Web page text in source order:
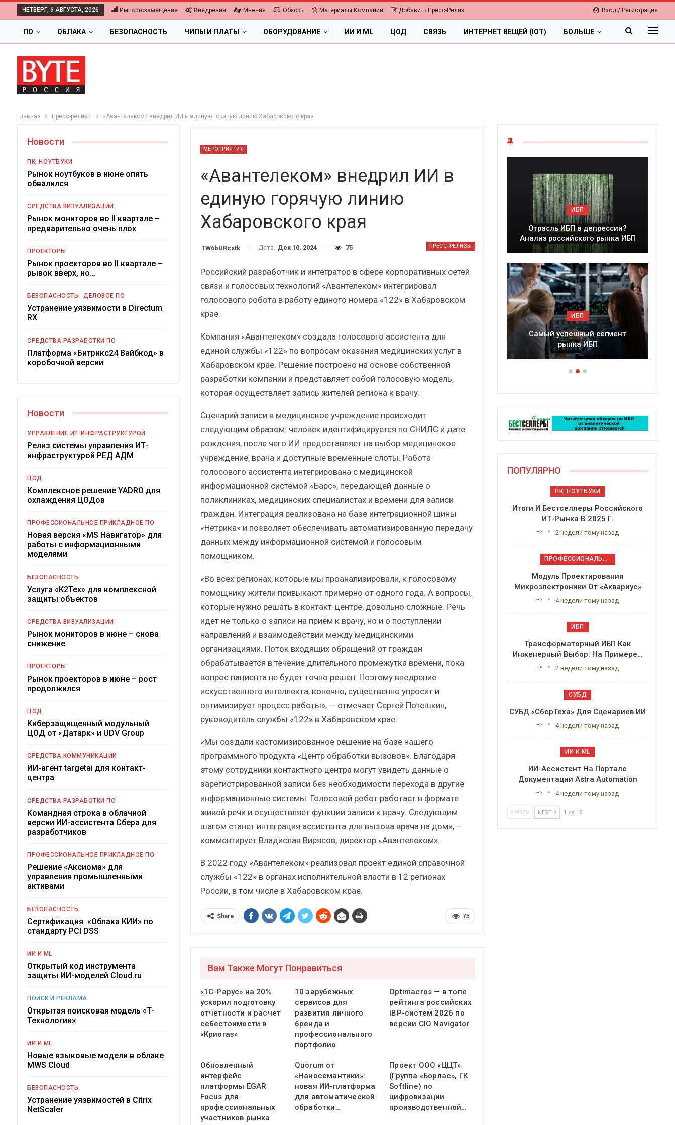
Вход / Регистрация
ЧЕТВЕРГ, 6 АВГУСТА, 2026 Импортозамещение Внедрения Мнения Обзоры Материалы Компаний Добавить Пресс-Релиз
ПО ОБЛАКА БЕЗОПАСНОСТЬ ЧИПЫ И ПЛАТЫ ОБОРУДОВАНИЕ ИИ И ML ЦОД СВЯЗЬ ИНТЕРНЕТ ВЕЩЕЙ (IOT) БОЛЬШЕ
Главная Пресс-релизы «Авантелеком» внедрил ИИ в единую горячую линию Хабаровского края
МЕРОПРИЯТИЯ
«Авантелеком» внедрил ИИ в
единую горячую линию
Хабаровского края
ПРЕСС-РЕЛИЗЫ
TW6bURcstk Дата: Дек 10, 2024 75
Российский разработчик и интегратор в сфере корпоративных сетей
связи и голосовых технологий «Авантелеком» интегрировал
голосового робота в работу единого номера «122» в Хабаровском
крае.
Компания «Авантелеком» создала голосового ассистента для
единой службы «122» по вопросам оказания медицинских услуг в
Хабаровском крае. Решение построено на основе собственной
разработки компании и представляет собой голосовую модель,
которая осуществляет запись жителей региона к врачу.
Сценарий записи в медицинское учреждение происходит
следующим образом: человек идентифицируется по СНИЛС и дате
рождения, после чего ИИ предоставляет на выбор медицинское
учреждение, врача и доступные временные слоты. Работа
голосового ассистента интегрирована с медицинской
информационной системой «Барс», передающей данные о
поликлиниках, медицинских специалистах и времени для записи
граждан. Интеграция реализована на базе интеграционной шины
«Нетрика» и позволяет обеспечивать автоматизированную передачу
данных между информационной системой и голосовым
помощником.
«Во всех регионах, которые мы проанализировали, к голосовому
помощнику жители привыкают примерно от одного года. А вопросы,
которые нужно решать в контакт-центре, довольно сложные. Речь
идет не только о записи на приём к врачу, но и о поступлении
направлений и взаимодействии между медицинскими
организациями. Поток входящих обращений от граждан
обрабатывается в течение длительного промежутка времени, пока
вопрос пациента не будет точно решен. Поэтому внедрение
искусственного интеллекта, конечно, существенно упросит и
оптимизирует процесс работы», — отмечает Сергей Потешкин,
руководитель службы «122» в Хабаровском крае.
«Мы создали кастомизированное решение на базе нашего
программного продукта «Центр обработки вызовов». Благодаря
этому сотрудники контактного центра могут увидеть данные о
зарегистрированной записи без необходимости перехода в другие
информационные системы. Голосовой робот работает в формате
живой речи и осуществляет функции записи к врачу. Следующим
шагом станет интеграция ассистента для вызова врача на дом», –
комментирует Владислав Вирясов, директор «Авантелеком».
В 2022 году «Авантелеком» реализовал проект единой справочной
службы «122» в органах исполнительной власти в 12 регионах
России, в том числе в Хабаровском крае.
75
Share
Вам Также Могут Понравиться
«1С-Рарус» на 20%
ускорил подготовку
отчетности и расчет
себестоимости в
«Криогаз»
10 зарубежных
сервисов для
развития личного
бренда и
профессионального
портфолио
Optimacros — в топе
рейтинга российских
IBP-систем 2026 по
версии CIO Navigator
Обновленный
интерфейс
платформы EGAR
Focus для
профессиональных
участников рынка
Quorum от
«Наносемантики»:
новая ИИ-платформа
для автоматической
обработки…
Проект ООО «ЦЦТ»
(Группа «Борлас», ГК
Softline) по
цифровизации
производственной…
Новости
ПК, НОУТБУКИ
Рынок ноутбуков в июне опять
обвалился
СРЕДСТВА ВИЗУАЛИЗАЦИИ
Рынок мониторов во II квартале –
предварительно очень плох
ПРОЕКТОРЫ
Рынок проекторов во II квартале –
рывок вверх, но…
БЕЗОПАСНОСТЬ ДЕЛОВОЕ ПО
Устранение уязвимости в Directum
RX
СРЕДСТВА РАЗРАБОТКИ ПО
Платформа «Битрикс24 Вайбкод» в
коробочной версии
Новости
УПРАВЛЕНИЕ ИТ-ИНФРАСТРУКТУРОЙ
Релиз системы управления ИТ-
инфраструктурой РЕД АДМ
ЦОД
Комплексное решение YADRO для
охлаждения ЦОДов
ПРОФЕССИОНАЛЬНОЕ ПРИКЛАДНОЕ ПО
Новая версия «MS Навигатор» для
работы с информационными
моделями
БЕЗОПАСНОСТЬ
Услуга «К2Тех» для комплексной
защиты объектов
СРЕДСТВА ВИЗУАЛИЗАЦИИ
Рынок мониторов в июне – снова
снижение
ПРОЕКТОРЫ
Рынок проекторов в июне – рост
продолжился
ЦОД
Киберзащищенный модульный
ЦОД от «Датарк» и UDV Group
СРЕДСТВА КОММУНИКАЦИИ
ИИ-агент targetai для контакт-
центра
СРЕДСТВА РАЗРАБОТКИ ПО
Командная строка в облачной
версии ИИ-ассистента Сбера для
разработчиков
ПРОФЕССИОНАЛЬНОЕ ПРИКЛАДНОЕ ПО
Решение «Аксиома» для
управления промышленными
активами
БЕЗОПАСНОСТЬ
Сертификация «Облака КИИ» по
стандарту PCI DSS
ИИ И ML
Открытый код инструмента
защиты ИИ-моделей Cloud.ru
ПОИСК И РЕКЛАМА
Открытая поисковая модель «Т-
Технологии»
ИИ И ML
Новые языковые модели в облаке
MWS Cloud
БЕЗОПАСНОСТЬ
Устранение уязвимостей в Citrix
NetScaler
Цифровая экономика 2026.
Краткий статистический
Подкосят ли глобальные угрозы
ПК, НОУТБУКИ
Итоги и Бестселлеры
Отрасль ИБП в депрессии?
Отрасль ИБП в депрессии?
Анализ российского рынка ИБП
Самый успешный сегмент
Цифровая
Краткий
сборник от…
ИБП
Подкосят ли
ПОПУЛЯРНО
ПК, НОУТБУКИ
Итоги И Бестселлеры Российского
ИТ-Рынка В 2025 Г.
--> 2 недели тому назад
ПРОФЕССИОНАЛЬНОЕ ПРИКЛАДНОЕ ПО
Модуль Проектирования
Микроэлектроники От «Аквариус»
--> 4 недели тому назад
ИБП
Трансформаторный ИБП Как
Инженерный Выбор: На Примере…
--> 2 недели тому назад
СУБД
СУБД «СберТеха» Для Сценариев ИИ
--> 4 недели тому назад
ИИ И ML
ИИ-Ассистент На Портале
Документации Astra Automation
--> 4 недели тому назад
PREV NEXT 1 из 15